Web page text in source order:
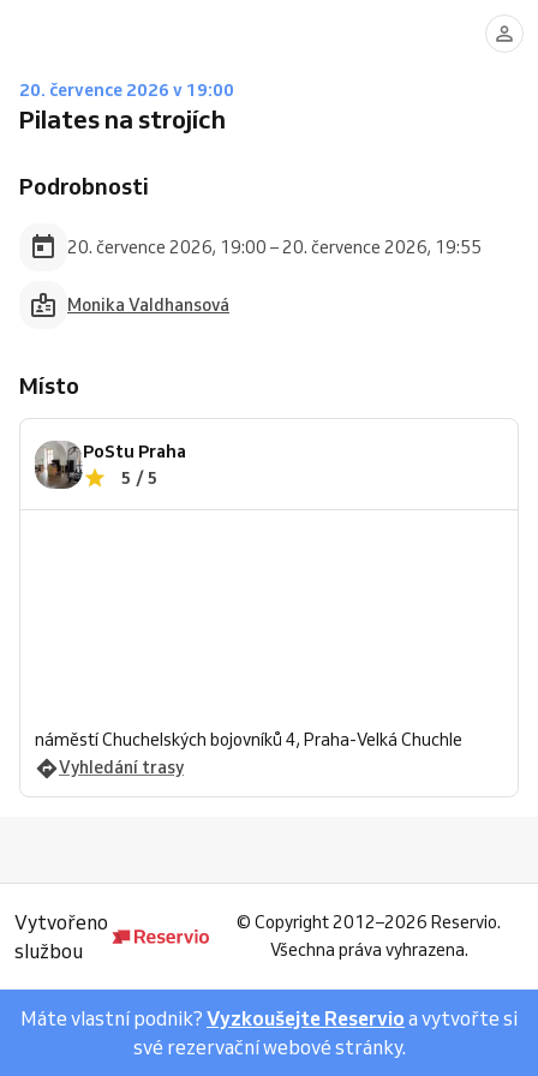
20. července 2026 v 19:00
Pilates na strojích
Podrobnosti
20. července 2026, 19:00 – 20. července 2026, 19:55
Monika Valdhansová
Místo
PoStu Praha
5 / 5
náměstí Chuchelských bojovníků 4, Praha-Velká Chuchle
Vyhledání trasy
Vytvořeno
službou
© Copyright 2012–2026 Reservio.
Všechna práva vyhrazena.
Máte vlastní podnik? Vyzkoušejte Reservio a vytvořte si
své rezervační webové stránky.